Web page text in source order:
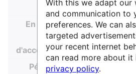
Projet
En lien avec un
service
d'accompagnement
Périmètre de
With this we adapt our
and communication to
preferences. We can
targeted
your recent internet
can read more about it
privacy policy.